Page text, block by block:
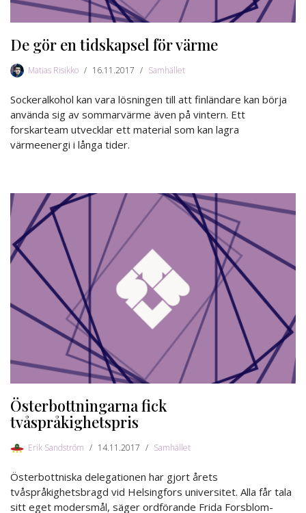
De gör en tidskapsel för värme
Matias Risikko 16.11.2017 Samhället
Sockeralkohol kan vara lösningen till att finländare kan börja
använda sig av sommarvärme även på vintern. Ett
forskarteam utvecklar ett material som kan lagra
värmeenergi i långa tider.
Österbottningarna fick
tvåspråkighetspris
Erik Sandström 14.11.2017 Samhället
Österbottniska delegationen har gjort årets
tvåspråkighetsbragd vid Helsingfors universitet. Alla får tala
sitt eget modersmål, säger ordförande Frida Forsblom-